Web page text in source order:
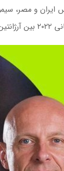
ایران و مصر،
است.